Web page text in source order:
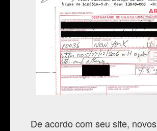
De acordo com seu site, novos